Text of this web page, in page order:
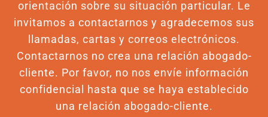
orientación sobre su situación particular. Le
invitamos a contactarnos y agradecemos sus
llamadas, cartas y correos electrónicos.
Contactarnos no crea una relación abogado-
cliente. Por favor, no nos envíe información
confidencial hasta que se haya establecido
una relación abogado-cliente.